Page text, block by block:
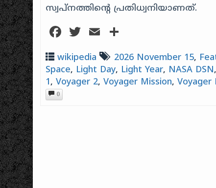
സ്വപ്നത്തിൻ്റെ പ്രതിധ്വനിയാണത്.
Facebook
Twitter
Email
wikipedia 2026 November 15,
Space, Light Day, Light Year, NASA DSN,
1,Voyager 2,Voyager Mission,Voyager
0